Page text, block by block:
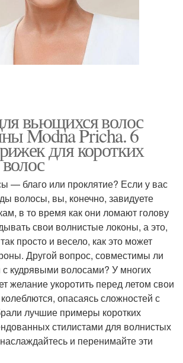
вьющихся волос
Modna Pricha. 6
для коротких
— благо или проклятие? Если у вас
волосы, вы, конечно, завидуете
в то время как они ломают голову
свои волнистые локоны, а это,
просто и весело, как это может
Другой вопрос, совместимы ли
с кудрявыми волосами? У многих
желание укоротить перед летом свои
опасаясь сложностей с
лучшие примеры коротких
стилистами для волнистых
и перенимайте эти